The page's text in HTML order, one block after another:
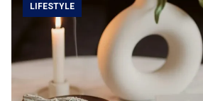
LIFESTYLE